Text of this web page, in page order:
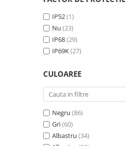
IP52(1)
Nu (23)
IP68(29)
IP69K(27)
CULOAREE
Negru (86)
Gri(60)
Albastru (34)